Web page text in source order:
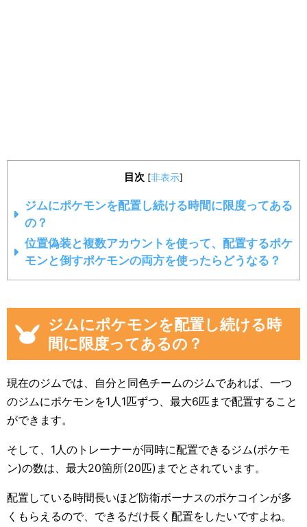
目次 [非表示]
ジムにポケモンを配置し続ける時間に限度ってある
の？
位置偽装と複数アカウントを使って、配置するポケ
モンと倒すポケモンの両方を使ったらどうなる？
ジムにポケモンを配置し続ける時
間に限度ってあるの？
現在のジムでは、自分と同色チームのジムであれば、一つ
のジムにポケモンを1人1匹ずつ、最大6匹まで配置すること
ができます。
そして、1人のトレーナーが同時に配置できるジム(ポケモ
ン)の数は、最大20箇所(20匹)までとされています。
配置している時間長いほど防衛ボーナスのポケコインが多
くもらえるので、できるだけ長く配置をしたいですよね。